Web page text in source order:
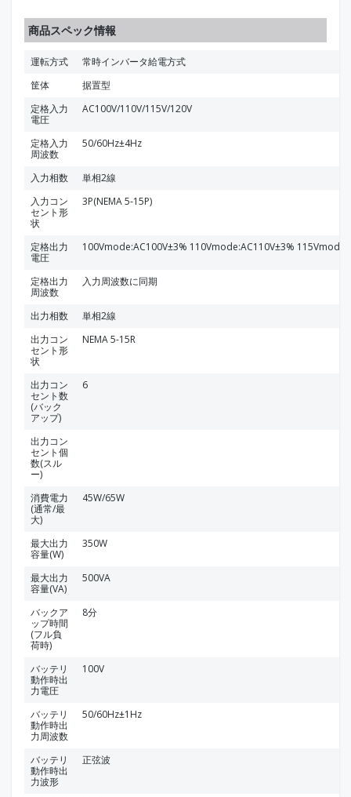
商品スペック情報
運転方式
常時インバータ給電方式
筐体
据置型
定格入力
電圧
AC100V/110V/115V/120V
定格入力
周波数
50/60Hz±4Hz
入力相数
単相2線
入力コン
セント形
状
3P(NEMA 5-15P)
定格出力
電圧
100Vmode:AC100V±3% 110Vmode:AC110V±3%
定格出力
周波数
入力周波数に同期
出力相数
単相2線
出力コン
セント形
状
NEMA 5-15R
出力コン
セント数
(バック
アップ)
6
出力コン
セント個
数(スル
ー)
消費電力
(通常/最
大)
45W/65W
最大出力
容量(W)
350W
最大出力
容量(VA)
500VA
バックア
ップ時間
(フル負
荷時)
8分
バッテリ
動作時出
力電圧
100V
バッテリ
動作時出
力周波数
50/60Hz±1Hz
バッテリ
動作時出
力波形
正弦波